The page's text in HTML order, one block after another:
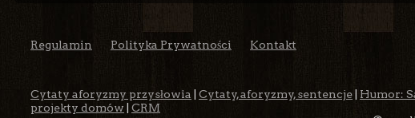
Regulamin Polityka Prywatności Kontakt
Cytaty aforyzmy przysłowia
Cytaty, aforyzmy, sentencje Humor:
projekty domów
CRM